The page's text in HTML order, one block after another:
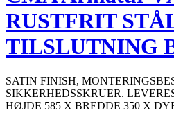
RUSTFRIT
TILSLUTNING
SATIN FINISH,
SIKKERHEDSSKRUER.
HØJDE 585 X BREDDE 350 X